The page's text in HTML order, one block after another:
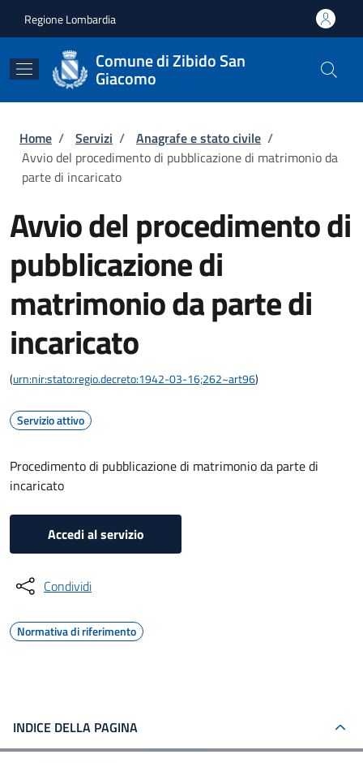
Regione Lombardia
Comune di Zibido San
Giacomo
Briciole di pane
Home / Servizi / Anagrafe e stato civile /
Avvio del procedimento di pubblicazione di matrimonio da
parte di incaricato
Avvio del procedimento di
pubblicazione di
matrimonio da parte di
incaricato
(urn:nir:stato:regio.decreto:1942-03-16;262~art96)
Servizio attivo
Procedimento di pubblicazione di matrimonio da parte di
incaricato
Accedi al servizio
Condividi
Normativa di riferimento
INDICE DELLA PAGINA